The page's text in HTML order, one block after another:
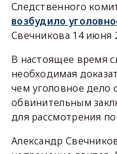
Следственного
возбудило
Свечникова 14 июня
В настоящее время
необходимая
чем уголовное дело
обвинительным
для рассмотрения
Александр